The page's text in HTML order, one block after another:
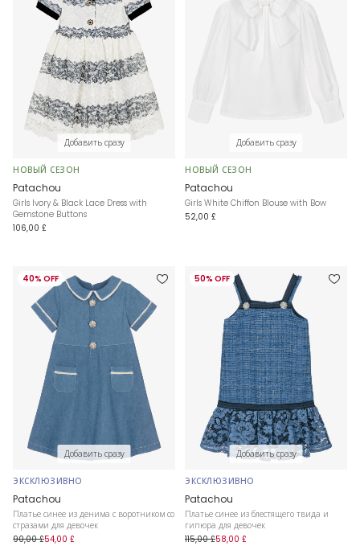
Добавить сразу
НОВЫЙ СЕЗОН
Patachou
Girls Ivory & Black Lace Dress with
Gemstone Buttons
106,00 £
Добавить сразу
НОВЫЙ СЕЗОН
Patachou
Girls White Chiffon Blouse with Bow
52,00 £
40% OFF
Добавить сразу
ЭКСКЛЮЗИВНО
Patachou
Платье синее из денима с воротником со
стразами для девочек
90,00 £54,00 £
50% OFF
Добавить сразу
ЭКСКЛЮЗИВНО
Patachou
Платье синее из блестящего твида и
гипюра для девочек
115,00 £58,00 £